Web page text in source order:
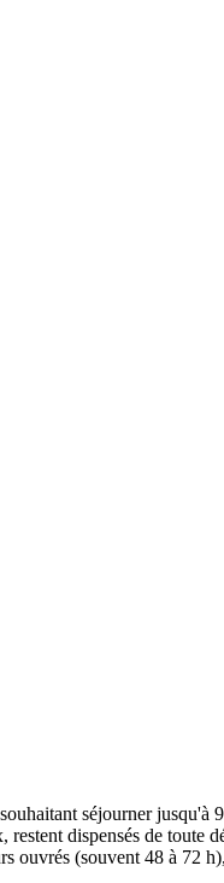
séjourner
dispensés de toute
(souvent 48 à 72